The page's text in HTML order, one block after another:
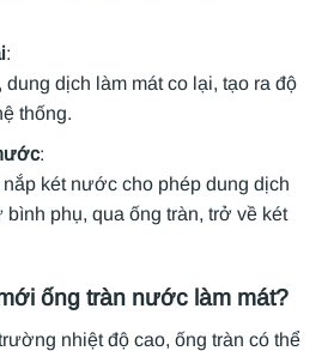
:
dịch làm mát co lại, tạo ra độ
thống.
:
két nước cho phép dung dịch
phụ, qua ống tràn, trở về két
ống tràn nước làm mát?
nhiệt độ cao, ống tràn có thể